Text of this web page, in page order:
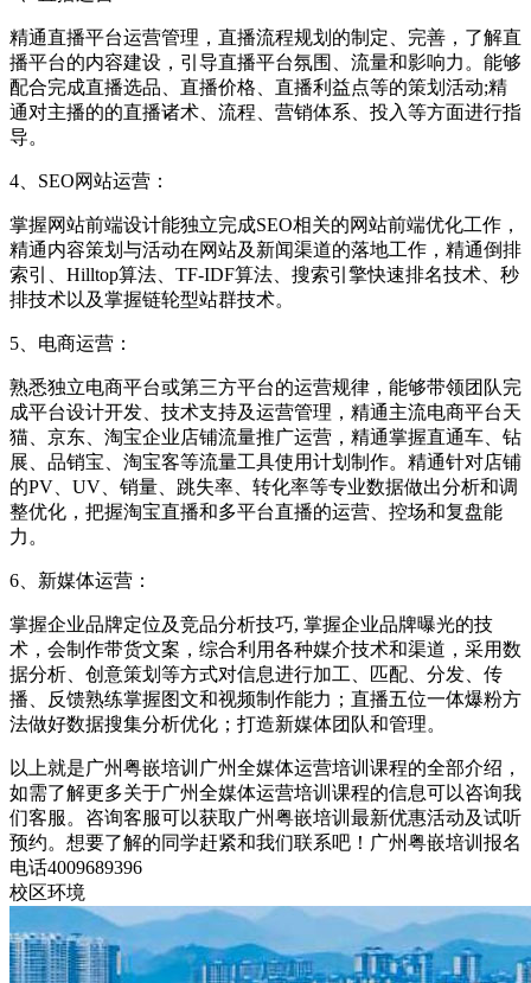
精通直播平台运营管理，直播流程规划的制定、完善，了解直
播平台的内容建设，引导直播平台氛围、流量和影响力。能够
配合完成直播选品、直播价格、直播利益点等的策划活动;精
通对主播的的直播诸术、流程、营销体系、投入等方面进行指
导。
4、SEO网站运营：
掌握网站前端设计能独立完成SEO相关的网站前端优化工作，
精通内容策划与活动在网站及新闻渠道的落地工作，精通倒排
索引、Hilltop算法、TF-IDF算法、搜索引擎快速排名技术、秒
排技术以及掌握链轮型站群技术。
5、电商运营：
熟悉独立电商平台或第三方平台的运营规律，能够带领团队完
成平台设计开发、技术支持及运营管理，精通主流电商平台天
猫、京东、淘宝企业店铺流量推广运营，精通掌握直通车、钻
展、品销宝、淘宝客等流量工具使用计划制作。精通针对店铺
的PV、UV、销量、跳失率、转化率等专业数据做出分析和调
整优化，把握淘宝直播和多平台直播的运营、控场和复盘能
力。
6、新媒体运营：
掌握企业品牌定位及竞品分析技巧, 掌握企业品牌曝光的技
术，会制作带货文案，综合利用各种媒介技术和渠道，采用数
据分析、创意策划等方式对信息进行加工、匹配、分发、传
播、反馈熟练掌握图文和视频制作能力；直播五位一体爆粉方
法做好数据搜集分析优化；打造新媒体团队和管理。
以上就是广州粤嵌培训广州全媒体运营培训课程的全部介绍，
如需了解更多关于广州全媒体运营培训课程的信息可以咨询我
们客服。咨询客服可以获取广州粤嵌培训最新优惠活动及试听
预约。想要了解的同学赶紧和我们联系吧！广州粤嵌培训报名
电话4009689396
校区环境